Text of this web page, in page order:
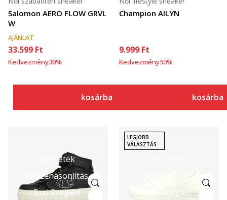
Salomon AERO FLOW GRVL
W
AJÁNLAT
33.599 Ft
Kedvezmény30%
kosárba
Champion AILYN
9.999 Ft
Kedvezmény50%
kosárba
Részletek
Összehasonlítás
Brzi Pregled
Összehasonlítás
Brzi Pregled
LEGJOBB
VÁLASZTÁS